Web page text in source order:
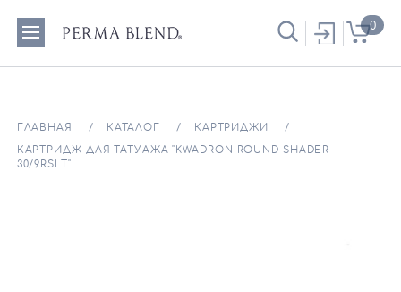
0
ГЛАВНАЯ КАТАЛОГ КАРТРИДЖИ
КАРТРИДЖ ДЛЯ ТАТУАЖА "KWADRON ROUND SHADER
30/9RSLT"